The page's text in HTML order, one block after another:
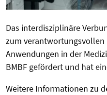
Das interdisziplinäre
zum verantwortungsvollen
Anwendungen in der
BMBF gefördert und hat
Weitere Informationen zu